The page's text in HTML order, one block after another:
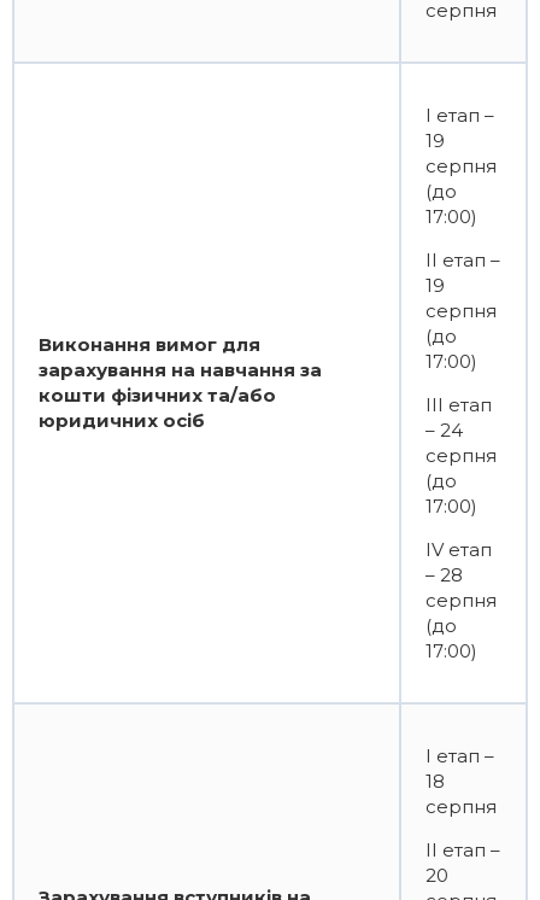
серпня
Виконання вимог для
зарахування на навчання за
кошти фізичних та/або
юридичних осіб
І етап –
19
серпня
(до
17:00)
ІІ етап –
19
серпня
(до
17:00)
ІІІ етап
– 24
серпня
(до
17:00)
ІV етап
– 28
серпня
(до
17:00)
І етап –
18
серпня
ІІ етап –
20